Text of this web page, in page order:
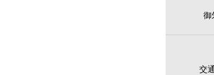
御
交